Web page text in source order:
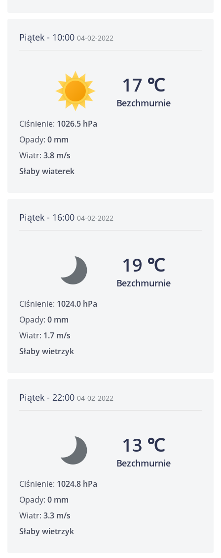
Piątek - 10:00 04-02-2022
17 ℃
Bezchmurnie
Ciśnienie: 1026.5 hPa
Opady: 0 mm
Wiatr: 3.8 m/s
Słaby wiaterek
Piątek - 16:00 04-02-2022
19 ℃
Bezchmurnie
Ciśnienie: 1024.0 hPa
Opady: 0 mm
Wiatr: 1.7 m/s
Słaby wietrzyk
Piątek - 22:00 04-02-2022
13 ℃
Bezchmurnie
Ciśnienie: 1024.8 hPa
Opady: 0 mm
Wiatr: 3.3 m/s
Słaby wietrzyk